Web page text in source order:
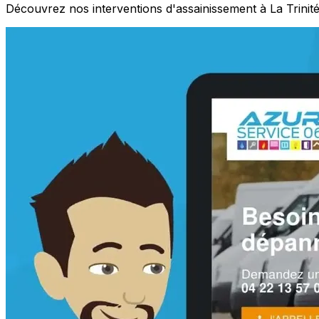
Découvrez nos interventions d'assainissement à La